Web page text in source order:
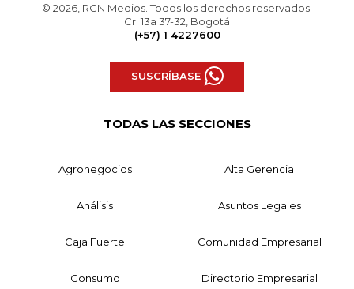
© 2026, RCN Medios. Todos los derechos reservados.
Cr. 13a 37-32, Bogotá
(+57) 1 4227600
SUSCRÍBASE
TODAS LAS SECCIONES
Agronegocios Alta Gerencia
Análisis Asuntos Legales
Caja Fuerte Comunidad Empresarial
Consumo Directorio Empresarial